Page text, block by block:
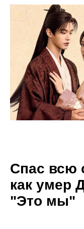
Спас всю
как умер
"Это мы"